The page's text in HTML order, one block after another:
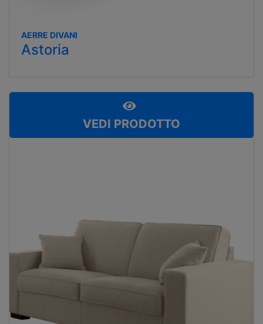
AERRE DIVANI
Astoria
VEDI PRODOTTO